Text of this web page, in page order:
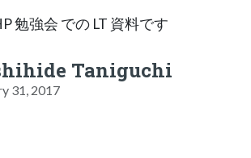
勉強会 での LT 資料です
Taniguchi
31, 2017